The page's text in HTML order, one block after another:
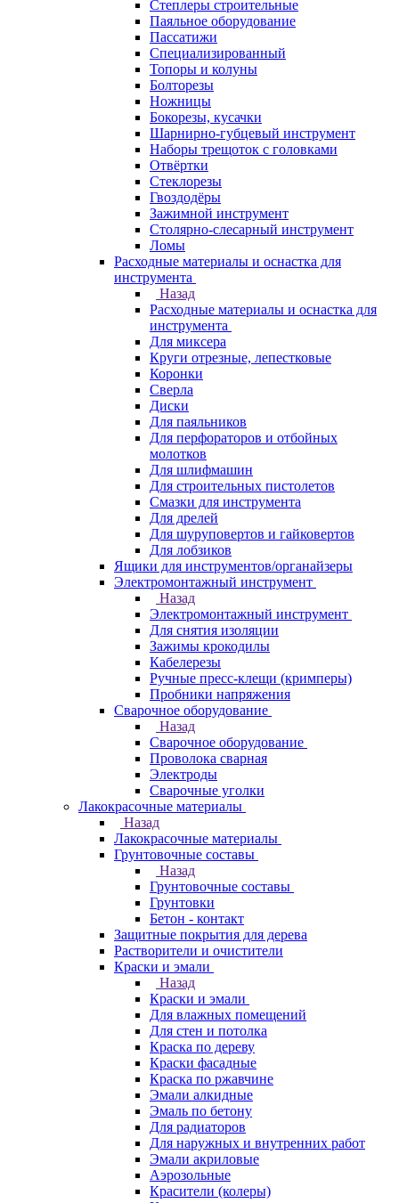
Степлеры строительные
Паяльное оборудование
Пассатижи
Специализированный
Топоры и колуны
Болторезы
Ножницы
Бокорезы, кусачки
Шарнирно-губцевый инструмент
Наборы трещоток с головками
Отвёртки
Стеклорезы
Гвоздодёры
Зажимной инструмент
Столярно-слесарный инструмент
Ломы
Расходные материалы и оснастка для
инструмента
Назад
Расходные материалы и оснастка для
инструмента
Для миксера
Круги отрезные, лепестковые
Коронки
Сверла
Диски
Для паяльников
Для перфораторов и отбойных
молотков
Для шлифмашин
Для строительных пистолетов
Смазки для инструмента
Для дрелей
Для шуруповертов и гайковертов
Для лобзиков
Ящики для инструментов/органайзеры
Электромонтажный инструмент
Назад
Электромонтажный инструмент
Для снятия изоляции
Зажимы крокодилы
Кабелерезы
Ручные пресс-клещи (кримперы)
Пробники напряжения
Сварочное оборудование
Назад
Сварочное оборудование
Проволока сварная
Электроды
Сварочные уголки
Лакокрасочные материалы
Назад
Лакокрасочные материалы
Грунтовочные составы
Назад
Грунтовочные составы
Грунтовки
Бетон - контакт
Защитные покрытия для дерева
Растворители и очистители
Краски и эмали
Назад
Краски и эмали
Для влажных помещений
Для стен и потолка
Краска по дереву
Краски фасадные
Краска по ржавчине
Эмали алкидные
Эмаль по бетону
Для радиаторов
Для наружных и внутренних работ
Эмали акриловые
Аэрозольные
Красители (колеры)